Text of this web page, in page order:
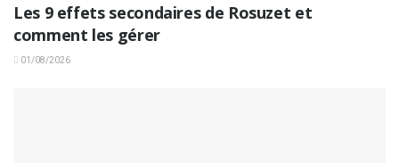
Les 9 effets secondaires de Rosuzet et
comment les gérer
01/08/2026